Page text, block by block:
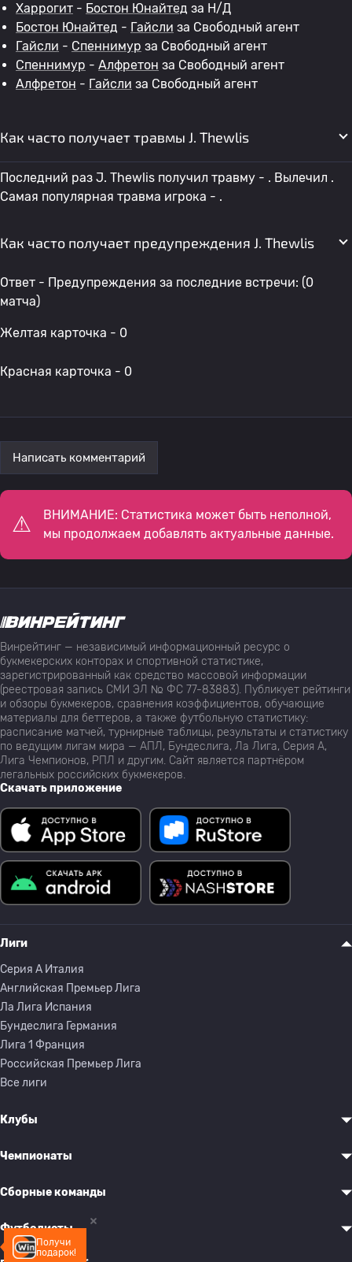
Харрогит - Бостон Юнайтед за Н/Д
Бостон Юнайтед - Гайсли за Свободный агент
Гайсли - Спеннимур за Свободный агент
Спеннимур - Алфретон за Свободный агент
Алфретон - Гайсли за Свободный агент
Как часто получает травмы J. Thewlis
Последний раз J. Thewlis получил травму - . Вылечил .
Самая популярная травма игрока - .
Как часто получает предупреждения J. Thewlis
Ответ - Предупреждения за последние встречи: (0
матча)
Желтая карточка - 0
Красная карточка - 0
Написать комментарий
ВНИМАНИЕ: Статистика может быть неполной,
мы продолжаем добавлять актуальные данные.
Получи
подарок!
Винрейтинг — независимый информационный ресурс о
букмекерских конторах и спортивной статистике,
зарегистрированный как средство массовой информации
(реестровая запись СМИ ЭЛ № ФС 77-83883). Публикует рейтинги
и обзоры букмекеров, сравнения коэффициентов, обучающие
материалы для беттеров, а также футбольную статистику:
расписание матчей, турнирные таблицы, результаты и статистику
по ведущим лигам мира — АПЛ, Бундеслига, Ла Лига, Серия А,
Лига Чемпионов, РПЛ и другим. Сайт является партнёром
легальных российских букмекеров.
Скачать приложение
Лиги
Серия A Италия
Английская Премьер Лига
Ла Лига Испания
Бундеслига Германия
Лига 1 Франция
Российская Премьер Лига
Все лиги
Клубы
Чемпионаты
Сборные команды
Футболисты